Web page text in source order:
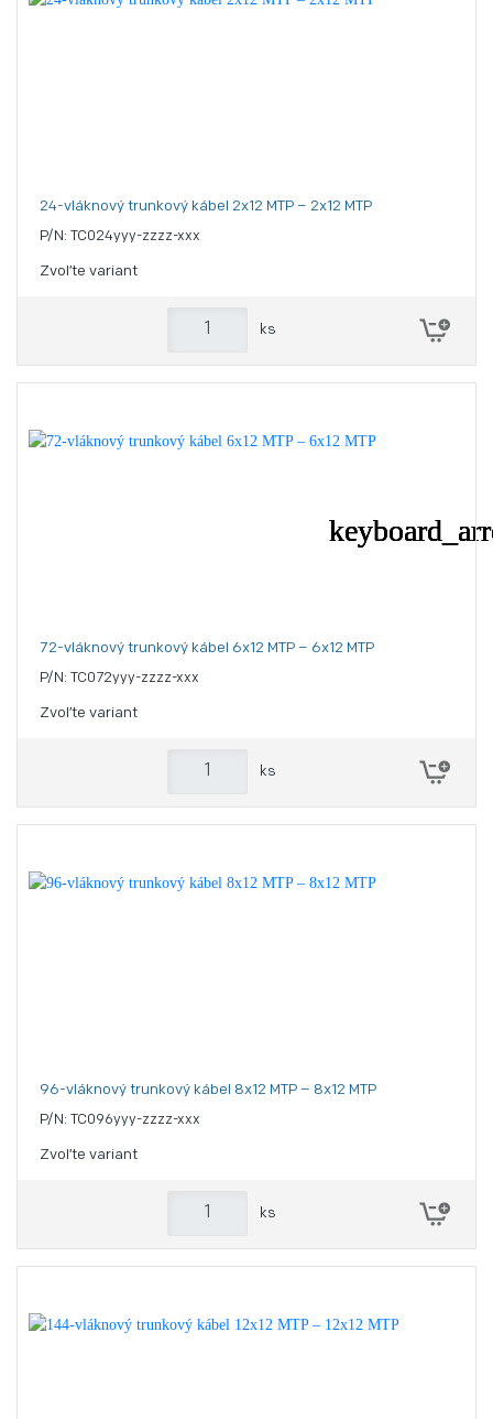
24-vláknový trunkový kábel 2x12 MTP – 2x12 MTP
P/N: TC024yyy-zzzz-xxx
Zvoľte variant
ks
72-vláknový trunkový kábel 6x12 MTP – 6x12 MTP
P/N: TC072yyy-zzzz-xxx
Zvoľte variant
ks
96-vláknový trunkový kábel 8x12 MTP – 8x12 MTP
P/N: TC096yyy-zzzz-xxx
Zvoľte variant
ks